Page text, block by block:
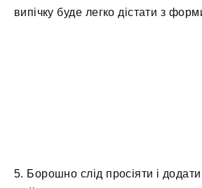
випічку буде легко дістати з
5. Борошно слід просіяти і